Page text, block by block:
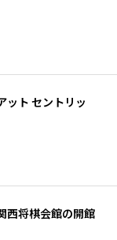
ット セントリッ
西将棋会館の開館